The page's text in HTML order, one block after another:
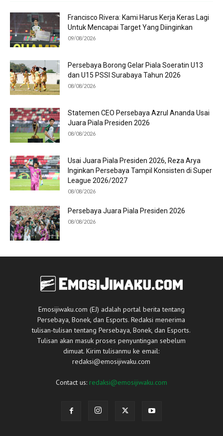
Francisco Rivera: Kami Harus Kerja Keras Lagi
Untuk Mencapai Target Yang Diinginkan
09/08/2026
Persebaya Borong Gelar Piala Soeratin U13
dan U15 PSSI Surabaya Tahun 2026
08/08/2026
Statemen CEO Persebaya Azrul Ananda Usai
Juara Piala Presiden 2026
08/08/2026
Usai Juara Piala Presiden 2026, Reza Arya
Inginkan Persebaya Tampil Konsisten di Super
League 2026/2027
08/08/2026
Persebaya Juara Piala Presiden 2026
08/08/2026
Emosijiwaku.com (EJ) adalah portal berita tentang
Persebaya, Bonek, dan Esports. Redaksi menerima
tulisan-tulisan tentang Persebaya, Bonek, dan Esports.
Tulisan akan masuk proses penyuntingan sebelum
dimuat. Kirim tulisanmu ke email:
redaksi@emosijiwaku.com
Contact us: redaksi@emosijiwaku.com